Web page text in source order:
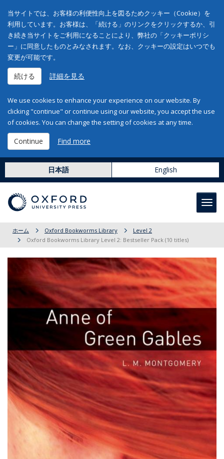
当サイトでは、お客様の利便性向上を図るためクッキー（Cookie）を
利用しています。お客様は、「続ける」のリンクをクリックするか、引
き続き当サイトをご利用になることにより、弊社の「クッキーポリシ
ー」に同意したものとみなされます。なお、クッキーの設定はいつでも
変更が可能です。
続ける 詳細を見る
We use cookies to enhance your experience on our website. By
clicking "continue" or continue using our website, you accept the use
of cookies. You can change the setting of cookies at any time.
Continue Find more
日本語 English
ホーム Oxford Bookworms Library
Level 2
Oxford Bookworms Library Level 2: Bestseller Pack (10 titles)